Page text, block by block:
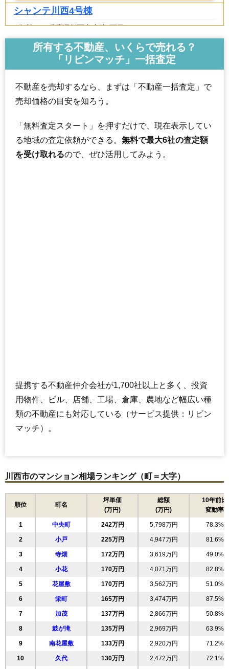
シャンテ川西4号棟
住所 兵庫県川西市小花2丁目
川西能勢口駅（6分）
相場 3,270万円～3,570万円
マンションナビで
無料一括査定をする
シャンテ川西5号棟
住所 兵庫県川西市小花2丁目
交通 川西能勢口駅（6分）
交通
相場 390万円～490万円
清和台ハイム2号棟
住所 兵庫県川西市清和台西1丁目
相場 360万円～460万円
(5.5万円/㎡~7.1万円/㎡)
無料一括査定をする
ジオ川西多田パークサイト
住所 兵庫県川西市東多田3丁目
交通
2,410万円～2,610万円
(48.2万円/㎡~52.2万円/㎡)
所有する不動産、いくらで売れる？
「リビンマッチ」一括査定
不動産を売却するなら、まずは「不動産一括査定」で
売却価格の目安を知ろう。
「無料査定スタート」を押すだけで、現在表示してい
る地域の査定依頼ができる。 無料で最大6社の査定額
を受け取れるので、ぜひ活用してみよう。
提携する不動産仲介会社が1,700社以上と多く、投資
用物件、ビル、店舗、工場、倉庫、農地など幅広い種
類の不動産にも対応している（サービス提供：リビン
マッチ）。
川西市のマンション相場ランキング（町＝大字）
順位 町名
坪単価
(万円)
総額
(万円)
10年前比
変動率
1 中央町 242万円 5,798万円 78.3%
2 小戸 225万円 4,947万円 81.6%
3 寺畑 172万円 3,619万円 49.0%
4 小花 170万円 4,071万円 82.8%
5 花屋敷 170万円 3,562万円 51.0%
6 栄町 165万円 3,474万円 87.5%
7 加茂 137万円 2,866万円 50.8%
8 鼓が滝 135万円 2,969万円 63.9%
9 南花屋敷 133万円 2,920万円 71.2%
10 久代 130万円 2,472万円 72.1%